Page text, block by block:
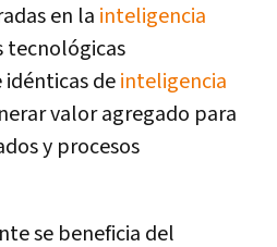
en la inteligencia
tecnológicas
deinteligencia
valor agregado para
y procesos
se beneficia del